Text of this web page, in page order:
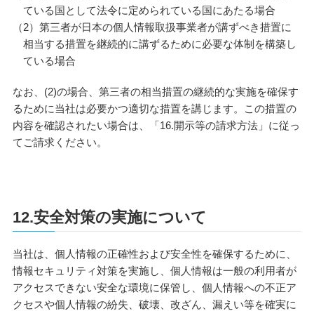
ている国として法令に定められている国にあたる場合
（2）第三者が日本の個人情報取扱事業者が講ずべき措置に
相当する措置を継続的に講ずるために必要な体制を構築し
ている場合
なお、(2)の場合、第三者の相当措置の継続的な実施を確保す
るために当社は必要かつ適切な措置を講じます。この措置の
内容を確認されたい場合は、「16.開示等の請求方法」に従っ
てご請求ください。
12.安全対策の実施について
当社は、個人情報の正確性および安全性を確保するために、
情報セキュリティ対策を実施し、個人情報は一般の利用者が
アクセスできない安全な環境に保管し、個人情報への不正ア
クセスや個人情報の紛失、破壊、改ざん、漏えい等を確実に